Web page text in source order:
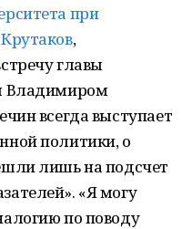
при
,
главы
Владимиром
всегда выступает
политики, о
лишь на подсчет
«Я могу
по поводу